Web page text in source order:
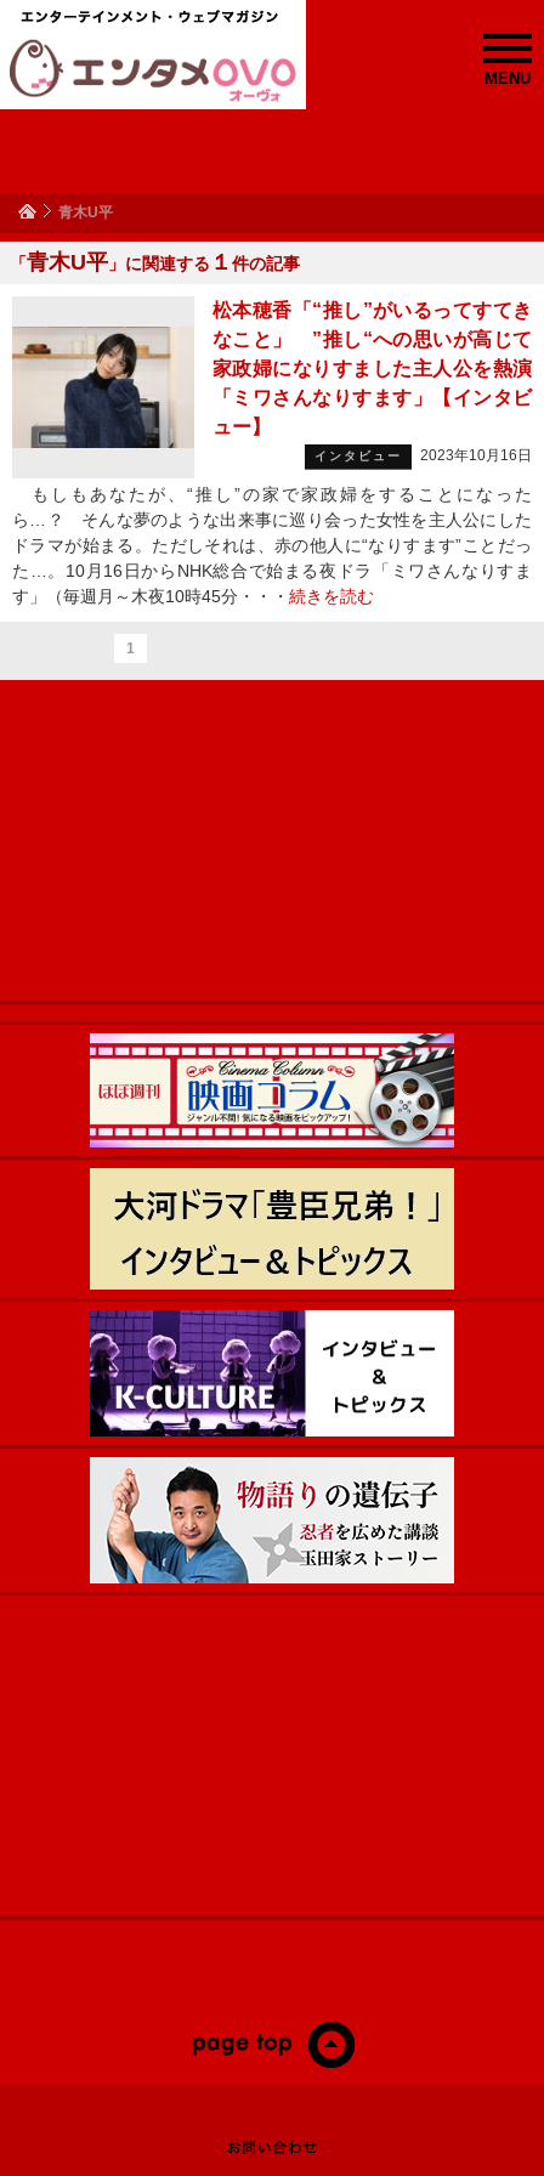
MENU
青木U平
「青木U平 」に関連する １ 件の記事
松本穂香「“推し”がいるってすてき
なこと」 ”推し“への思いが高じて
家政婦になりすました主人公を熱演
「ミワさんなりすます」【インタビ
ュー】
インタビュー 2023年10月16日
もしもあなたが、“推し”の家で家政婦をすることになった
ら…？ そんな夢のような出来事に巡り会った女性を主人公にした
ドラマが始まる。ただしそれは、赤の他人に“なりすます”ことだっ
た…。10月16日からNHK総合で始まる夜ドラ「ミワさんなりすま
す」（毎週月～木夜10時45分・・・ 続きを読む
1